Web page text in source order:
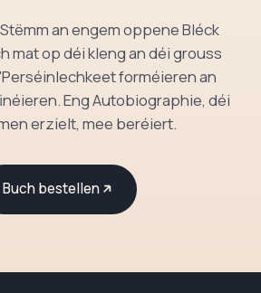
an engem oppene Bléck
mat op déi kleng an déi grouss
forméieren an
Eng Autobiographie, déi
erzielt, mee beréiert.
Buch bestellen